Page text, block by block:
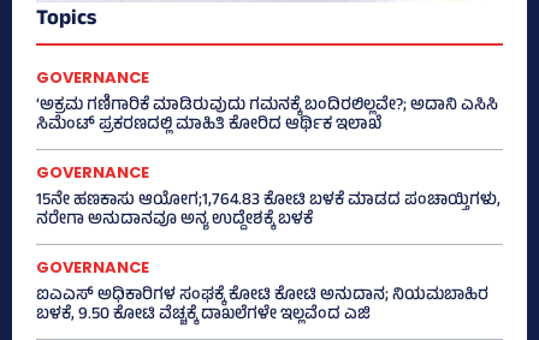
Topics
GOVERNANCE
‘ಅಕ್ರಮ ಗಣಿಗಾರಿಕೆ ಮಾಡಿರುವುದು ಗಮನಕ್ಕೆ ಬಂದಿರಲಿಲ್ಲವೇ?; ಅದಾನಿ ಎಸಿಸಿ
ಸಿಮೆಂಟ್ ಪ್ರಕರಣದಲ್ಲಿ ಮಾಹಿತಿ ಕೋರಿದ ಆರ್ಥಿಕ ಇಲಾಖೆ
GOVERNANCE
15ನೇ ಹಣಕಾಸು ಆಯೋಗ;1,764.83 ಕೋಟಿ ಬಳಕೆ ಮಾಡದ ಪಂಚಾಯ್ತಿಗಳು,
ನರೇಗಾ ಅನುದಾನವೂ ಅನ್ಯ ಉದ್ದೇಶಕ್ಕೆ ಬಳಕೆ
GOVERNANCE
ಐಎಎಸ್‌ ಅಧಿಕಾರಿಗಳ ಸಂಘಕ್ಕೆ ಕೋಟಿ ಕೋಟಿ ಅನುದಾನ; ನಿಯಮಬಾಹಿರ
ಬಳಕೆ, 9.50 ಕೋಟಿ ವೆಚ್ಚಕ್ಕೆ ದಾಖಲೆಗಳೇ ಇಲ್ಲವೆಂದ ಎಜಿ